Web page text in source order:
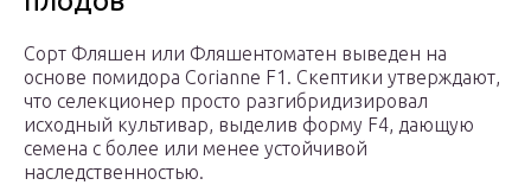
Сорт Фляшен или Фляшентоматен выведен на
основе помидора Corianne F1. Скептики утверждают,
что селекционер просто разгибридизировал
исходный культивар, выделив форму F4, дающую
семена с более или менее устойчивой
наследственностью.